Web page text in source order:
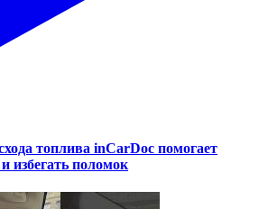
топлива inCarDoc помогает
избегать поломок